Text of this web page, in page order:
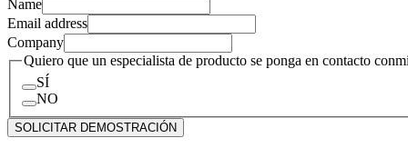
Name
Email address
Company
Quiero que un especialista de producto se ponga en contacto
SÍ
NO
SOLICITAR DEMOSTRACIÓN